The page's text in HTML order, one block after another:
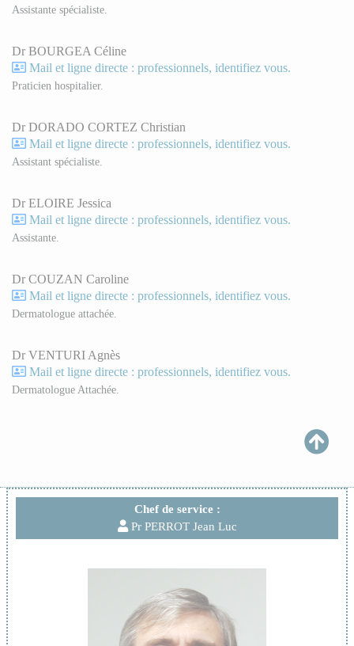
Chef de service :
Pr PERROT Jean Luc
Assistante spécialiste.
Dr BOURGEA Céline
Mail et ligne directe : professionnels, identifiez vous.
Praticien hospitalier.
Dr DORADO CORTEZ Christian
Mail et ligne directe : professionnels, identifiez vous.
Assistant spécialiste.
Dr ELOIRE Jessica
Mail et ligne directe : professionnels, identifiez vous.
Assistante.
Dr COUZAN Caroline
Mail et ligne directe : professionnels, identifiez vous.
Dermatologue attachée.
Dr VENTURI Agnès
Mail et ligne directe : professionnels, identifiez vous.
Dermatologue Attachée.